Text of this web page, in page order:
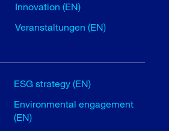
Innovation (EN)
Veranstaltungen (EN)
ESG strategy (EN)
Environmental engagement
(EN)